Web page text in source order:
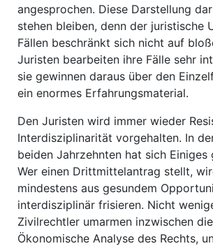
angesprochen. Diese Darstellung
stehen bleiben, denn der juristische
Fällen beschränkt sich nicht auf
Juristen bearbeiten ihre Fälle sehr
sie gewinnen daraus über den
ein enormes Erfahrungsmaterial.
Den Juristen wird immer wieder
Interdisziplinarität vorgehalten. In
beiden Jahrzehnten hat sich Einiges
Wer einen Drittmittelantrag stellt,
mindestens aus gesundem
interdisziplinär frisieren. Nicht
Zivilrechtler umarmen inzwischen die
Ökonomische Analyse des Rechts,